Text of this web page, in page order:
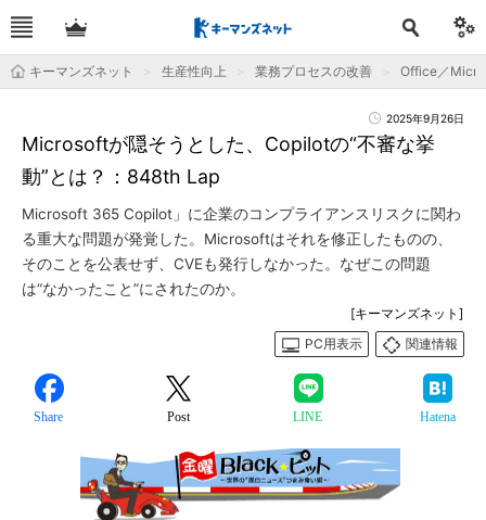
キーマンズネット 生産性向上 業務プロセスの改善 Office／
2025年9月26日
Microsoftが隠そうとした、Copilotの“不審な挙
動”とは？：848th Lap
Microsoft 365 Copilot」に企業のコンプライアンスリスクに関わ
る重大な問題が発覚した。Microsoftはそれを修正したものの、
そのことを公表せず、CVEも発行しなかった。なぜこの問題
は“なかったこと”にされたのか。
[キーマンズネット]
PC用表示
関連情報
Share Post LINE Hatena